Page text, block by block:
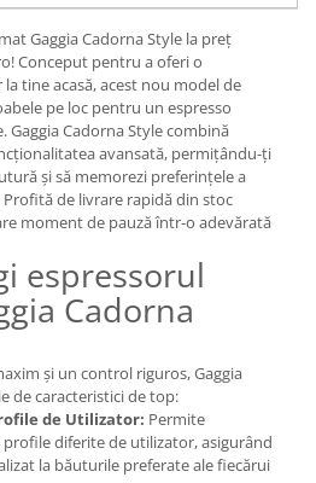
Gaggia Cadorna Style la preț
Conceput pentru a oferi o
tine acasă, acest nou model de
pe loc pentru un espresso
Gaggia Cadorna Style combină
avansată, permițându-ți
și să memorezi preferințele a
de livrare rapidă din stoc
moment de pauză într-o adevărată
espressorul
Cadorna
și un control riguros, Gaggia
de caracteristici de top:
de Utilizator: Permite
profile diferite de utilizator, asigurând
la băuturile preferate ale fiecărui